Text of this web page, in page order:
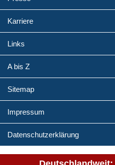
Karriere
Links
A bis Z
Sitemap
Impressum
Datenschutzerklärung